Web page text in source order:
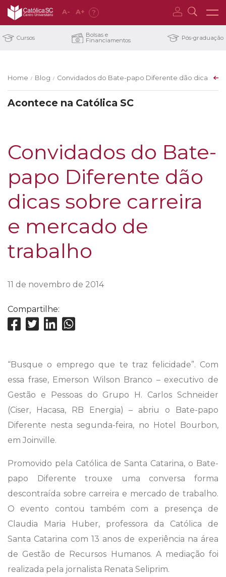
A- A+ ?
Cursos Bolsas e
Financiamentos Pós-graduação
Home / Blog / Convidados do Bate-papo Diferente dão dicas
Acontece na Católica SC
Convidados do Bate-
papo Diferente dão
dicas sobre carreira
e mercado de
trabalho
11 de novembro de 2014
Compartilhe:
“Busque o emprego que te traz felicidade”. Com
essa frase, Emerson Wilson Branco – executivo de
Gestão e Pessoas do Grupo H. Carlos Schneider
(Ciser, Hacasa, RB Energia) – abriu o Bate-papo
Diferente nesta segunda-feira, no Hotel Bourbon,
em Joinville.
Promovido pela Católica de Santa Catarina, o Bate-
papo Diferente trouxe uma conversa forma
descontraída sobre carreira e mercado de trabalho.
O evento contou também com a presença de
Claudia Maria Huber, professora da Católica de
Santa Catarina com 13 anos de experiência na área
de Gestão de Recursos Humanos. A mediação foi
realizada pela jornalista Renata Seliprim.